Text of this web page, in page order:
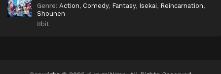
Genre: Action, Comedy, Fantasy, Isekai, Reincarnation,
Shounen
8bit